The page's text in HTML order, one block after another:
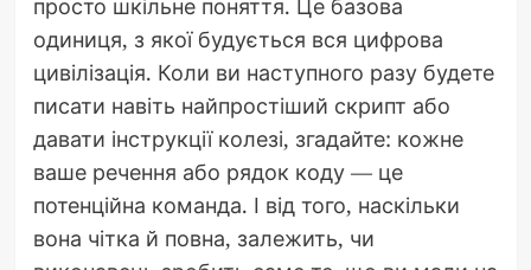
просто шкільне поняття. Це базова
одиниця, з якої будується вся цифрова
цивілізація. Коли ви наступного разу будете
писати навіть найпростіший скрипт або
давати інструкції колезі, згадайте: кожне
ваше речення або рядок коду — це
потенційна команда. І від того, наскільки
вона чітка й повна, залежить, чи